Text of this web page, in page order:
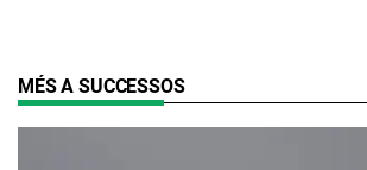
MÉS A SUCCESSOS